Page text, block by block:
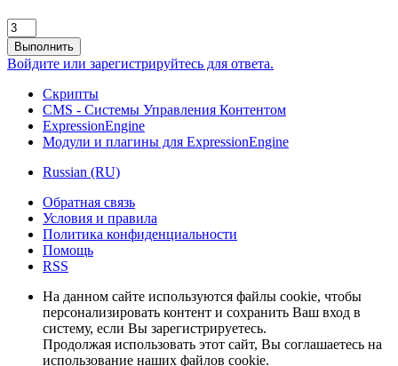
Выполнить
Войдите или зарегистрируйтесь для ответа.
Скрипты
CMS - Системы Управления Контентом
ExpressionEngine
Модули и плагины для ExpressionEngine
Russian (RU)
Обратная связь
Условия и правила
Политика конфиденциальности
Помощь
RSS
На данном сайте используются файлы cookie, чтобы
персонализировать контент и сохранить Ваш вход в
систему, если Вы зарегистрируетесь.
Продолжая использовать этот сайт, Вы соглашаетесь на
использование наших файлов cookie.